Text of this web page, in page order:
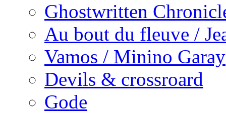
Ghostwritten
Au bout du fleuve /
Vamos / Minino Garay
Devils & crossroard
Gode